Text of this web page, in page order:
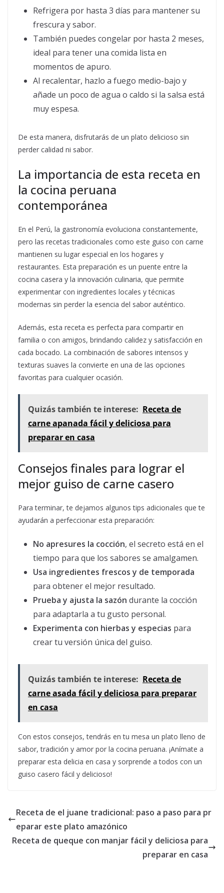
Refrigera por hasta 3 días para mantener su
frescura y sabor.
También puedes congelar por hasta 2 meses,
ideal para tener una comida lista en
momentos de apuro.
Al recalentar, hazlo a fuego medio-bajo y
añade un poco de agua o caldo si la salsa está
muy espesa.
De esta manera, disfrutarás de un plato delicioso sin
perder calidad ni sabor.
La importancia de esta receta en
la cocina peruana
contemporánea
En el Perú, la gastronomía evoluciona constantemente,
pero las recetas tradicionales como este guiso con carne
mantienen su lugar especial en los hogares y
restaurantes. Esta preparación es un puente entre la
cocina casera y la innovación culinaria, que permite
experimentar con ingredientes locales y técnicas
modernas sin perder la esencia del sabor auténtico.
Además, esta receta es perfecta para compartir en
familia o con amigos, brindando calidez y satisfacción en
cada bocado. La combinación de sabores intensos y
texturas suaves la convierte en una de las opciones
favoritas para cualquier ocasión.
Quizás también te interese: Receta de
carne apanada fácil y deliciosa para
preparar en casa
Consejos finales para lograr el
mejor guiso de carne casero
Para terminar, te dejamos algunos tips adicionales que te
ayudarán a perfeccionar esta preparación:
No apresures la cocción, el secreto está en el
tiempo para que los sabores se amalgamen.
Usa ingredientes frescos y de temporada
para obtener el mejor resultado.
Prueba y ajusta la sazón durante la cocción
para adaptarla a tu gusto personal.
Experimenta con hierbas y especias para
crear tu versión única del guiso.
Quizás también te interese: Receta de
carne asada fácil y deliciosa para preparar
en casa
Con estos consejos, tendrás en tu mesa un plato lleno de
sabor, tradición y amor por la cocina peruana. ¡Anímate a
preparar esta delicia en casa y sorprende a todos con un
guiso casero fácil y delicioso!
Receta de el juane tradicional: paso a paso para pr
eparar este plato amazónico
Receta de queque con manjar fácil y deliciosa para
preparar en casa